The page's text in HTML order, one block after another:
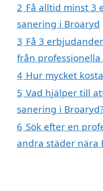
2 Få alltid minst 3
sanering i Broaryd
3 Få 3
från
4 Hur mycket
5 Vad hjälper till
sanering i
6 Sök efter en
andra städer nära